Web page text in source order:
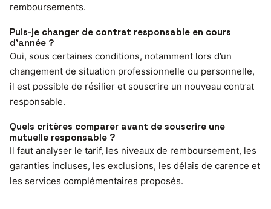
remboursements.
Puis-je changer de contrat responsable en cours
d’année ?
Oui, sous certaines conditions, notamment lors d’un
changement de situation professionnelle ou personnelle,
il est possible de résilier et souscrire un nouveau contrat
responsable.
Quels critères comparer avant de souscrire une
mutuelle responsable ?
Il faut analyser le tarif, les niveaux de remboursement, les
garanties incluses, les exclusions, les délais de carence et
les services complémentaires proposés.